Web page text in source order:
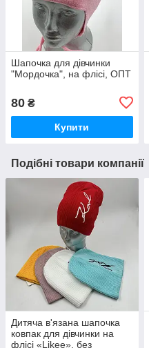
Шапочка для дівчинки
"Мордочка", на флісі, ОПТ
80 ₴
Купити
Подібні товари компанії
Дитяча в'язана шапочка
ковпак для дівчинки на
флісі «Likee», без